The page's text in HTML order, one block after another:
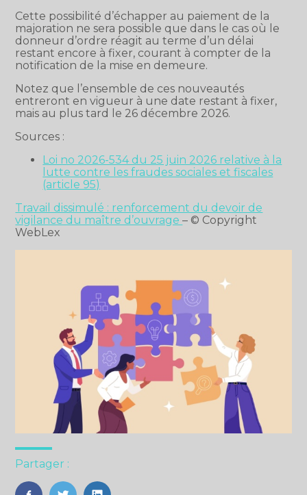
Cette possibilité d’échapper au paiement de la
majoration ne sera possible que dans le cas où le
donneur d’ordre réagit au terme d’un délai
restant encore à fixer, courant à compter de la
notification de la mise en demeure.
Notez que l’ensemble de ces nouveautés
entreront en vigueur à une date restant à fixer,
mais au plus tard le 26 décembre 2026.
Sources :
Loi no 2026-534 du 25 juin 2026 relative à la
lutte contre les fraudes sociales et fiscales
(article 95)
Travail dissimulé : renforcement du devoir de
vigilance du maître d’ouvrage– © Copyright
WebLex
Partager :